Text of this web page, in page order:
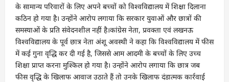
के सामान्य परिवारों के लिए अपने बच्चों को विश्वविद्यालय में शिक्षा दिलाना
कठिन हो गया है। उन्होंने आरोप लगाया कि सरकार युवाओं और छात्रों की
समस्याओं के प्रति संवेदनशील नहीं है।कांग्रेस नेता, प्रवक्ता एवं लखनऊ
विश्वविद्यालय के पूर्व छात्र नेता अंशू अवस्थी ने कहा कि विश्वविद्यालय में फीस
में कई गुना वृद्धि कर दी गई है, जिससे आम आदमी के बच्चों के लिए उच्च
शिक्षा प्राप्त करना मुश्किल हो गया है। उन्होंने आरोप लगाया कि छात्र जब
फीस वृद्धि के खिलाफ आवाज उठाते हैं तो उनके खिलाफ दंडात्मक कार्रवाई